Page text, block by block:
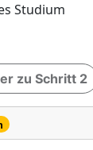
Studium
zu Schritt 2